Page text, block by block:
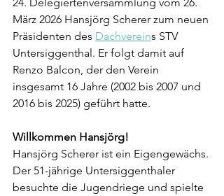
März 2026 Hansjörg Scherer zum neuen
Präsidenten des Dachvereins STV
Untersiggenthal. Er folgt damit auf
Renzo Balcon, der den Verein
insgesamt 16 Jahre (2002 bis 2007 und
2016 bis 2025) geführt hatte.
Willkommen Hansjörg!
Hansjörg Scherer ist ein Eigengewächs.
Der 51-jährige Untersiggenthaler
besuchte die Jugendriege und spielte